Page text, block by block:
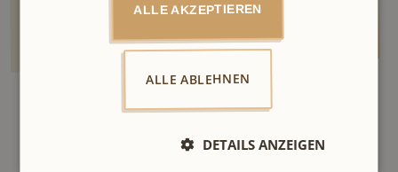
ALLE AKZEPTIEREN
ALLE ABLEHNEN
DETAILS ANZEIGEN